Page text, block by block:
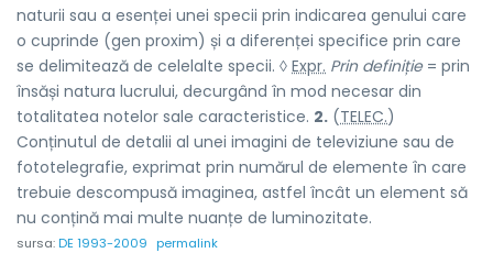
naturii sau a esenței unei specii prin indicarea genului care
o cuprinde (gen proxim) și a diferenței specifice prin care
se delimitează de celelalte specii. ◊ Expr. Prin definiție= prin
însăși natura lucrului, decurgând în mod necesar din
totalitatea notelor sale caracteristice. 2. (TELEC.)
Conținutul de detalii al unei imagini de televiziune sau de
fototelegrafie, exprimat prin numărul de elemente în care
trebuie descompusă imaginea, astfel încât un element să
nu conțină mai multe nuanțe de luminozitate.
sursa:DE 1993-2009 permalink